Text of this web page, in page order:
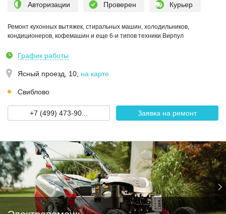
Авторизации Проверен Курьер
Ремонт кухонных вытяжек, стиральных машин, холодильников,
кондиционеров, кофемашин и еще 6-и типов техники Вирпул
График работы
Ясный проезд, 10 на карте
Свиблово
+7 (499) 473-90... Заявка на ремонт